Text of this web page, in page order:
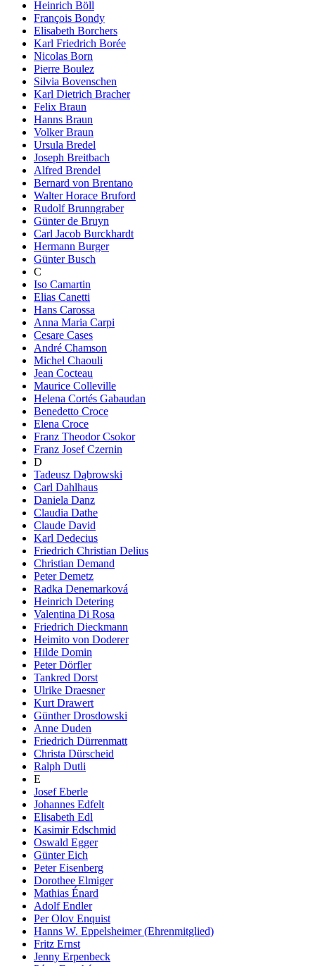
Heinrich Böll
François Bondy
Elisabeth Borchers
Karl Friedrich Borée
Nicolas Born
Pierre Boulez
Silvia Bovenschen
Karl Dietrich Bracher
Felix Braun
Hanns Braun
Volker Braun
Ursula Bredel
Joseph Breitbach
Alfred Brendel
Bernard von Brentano
Walter Horace Bruford
Rudolf Brunngraber
Günter de Bruyn
Carl Jacob Burckhardt
Hermann Burger
Günter Busch
C
Iso Camartin
Elias Canetti
Hans Carossa
Anna Maria Carpi
Cesare Cases
André Chamson
Michel Chaouli
Jean Cocteau
Maurice Colleville
Helena Cortés Gabaudan
Benedetto Croce
Elena Croce
Franz Theodor Csokor
Franz Josef Czernin
D
Tadeusz Dąbrowski
Carl Dahlhaus
Daniela Danz
Claudia Dathe
Claude David
Karl Dedecius
Friedrich Christian Delius
Christian Demand
Peter Demetz
Radka Denemarková
Heinrich Detering
Valentina Di Rosa
Friedrich Dieckmann
Heimito von Doderer
Hilde Domin
Peter Dörfler
Tankred Dorst
Ulrike Draesner
Kurt Drawert
Günther Drosdowski
Anne Duden
Friedrich Dürrenmatt
Christa Dürscheid
Ralph Dutli
E
Josef Eberle
Johannes Edfelt
Elisabeth Edl
Kasimir Edschmid
Oswald Egger
Günter Eich
Peter Eisenberg
Dorothee Elmiger
Mathias Énard
Adolf Endler
Per Olov Enquist
Hanns W. Eppelsheimer (Ehrenmitglied)
Fritz Ernst
Jenny Erpenbeck